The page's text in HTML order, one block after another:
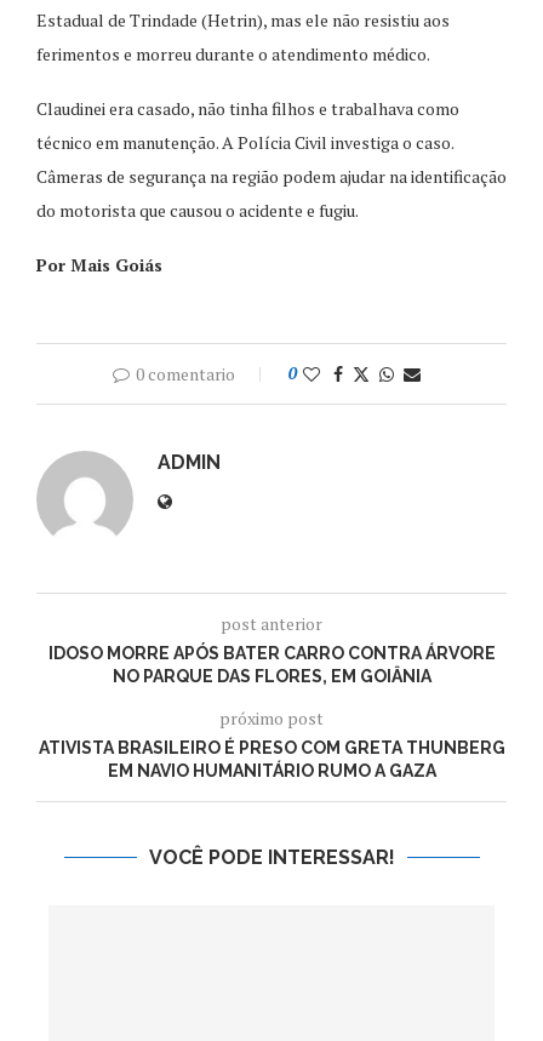
Estadual de Trindade (Hetrin), mas ele não resistiu aos
ferimentos e morreu durante o atendimento médico.
Claudinei era casado, não tinha filhos e trabalhava como
técnico em manutenção. A Polícia Civil investiga o caso.
Câmeras de segurança na região podem ajudar na identificação
do motorista que causou o acidente e fugiu.
Por Mais Goiás
0 comentario 0
ADMIN
post anterior
IDOSO MORRE APÓS BATER CARRO CONTRA ÁRVORE
NO PARQUE DAS FLORES, EM GOIÂNIA
próximo post
ATIVISTA BRASILEIRO É PRESO COM GRETA THUNBERG
EM NAVIO HUMANITÁRIO RUMO A GAZA
VOCÊ PODE INTERESSAR!